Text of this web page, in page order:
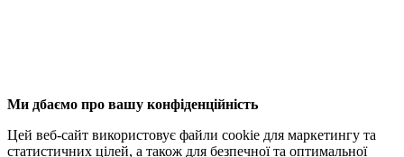
Ми дбаємо про вашу конфіденційність
Цей веб-сайт використовує файли cookie для маркетингу та
статистичних цілей, а також для безпечної та оптимальної